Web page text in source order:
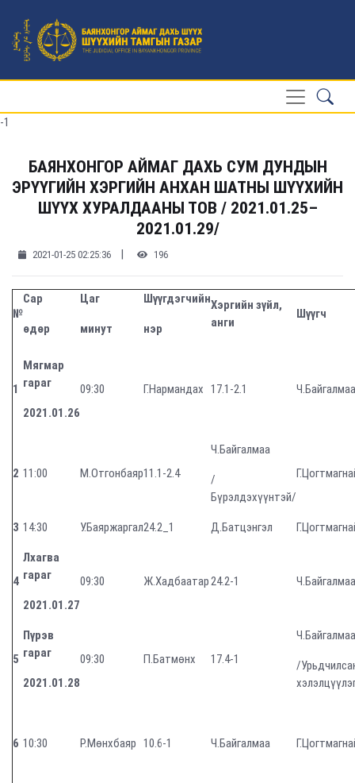
-1
БАЯНХОНГОР АЙМАГ ДАХЬ СУМ ДУНДЫН
ЭРҮҮГИЙН ХЭРГИЙН АНХАН ШАТНЫ ШҮҮХИЙН
ШҮҮХ ХУРАЛДААНЫ ТОВ / 2021.01.25–
2021.01.29/
2021-01-25 02:25:36 | 196
№
Сар
өдөр
Цаг
минут
Шүүгдэгчийн
нэр
Хэргийн зүйл,
анги
Шүүгч
1
Мягмар
гараг
2021 .01.26
09:30 Г.Нармандах 17.1-2.1 Ч.Байгалмаа
2 11:00 М.Отгонбаяр11.1-2.4
Ч.Байгалмаа
/
Бүрэлдэхүүнтэй/
3 14:30 У.Баяржаргал24.2_1 Д.Батцэнгэл
4
Лхагва
гараг
2021.01.27
09:30 Ж.Хадбаатар24.2-1 Ч.Байгалмаа
5
Пүрэв
гараг
2021.01.28
09:30 П.Батмөнх 17.4-1
Ч.Байгалмаа
/
6 10:30 Р.Мөнхбаяр 10.6-1 Ч.Байгалмаа